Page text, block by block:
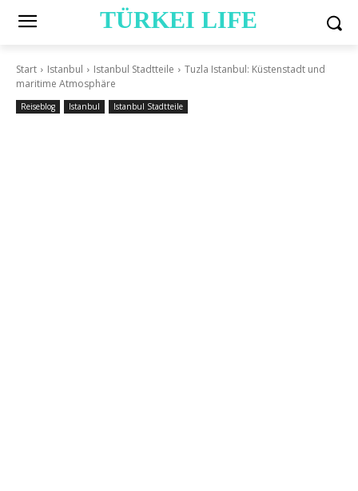
TÜRKEI LIFE
Start Istanbul Istanbul Stadtteile
Tuzla Istanbul: Küstenstadt und
maritime Atmosphäre
Reiseblog Istanbul Istanbul Stadtteile